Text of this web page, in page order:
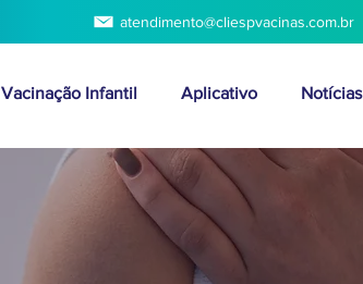
atendimento@cliespvacinas.com.br
Vacinação Infantil Aplicativo Notícias